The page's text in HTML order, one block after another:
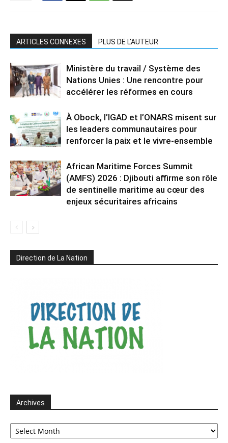
ARTICLES CONNEXES PLUS DE L'AUTEUR
Ministère du travail / Système des
Nations Unies : Une rencontre pour
accélérer les réformes en cours
À Obock, l’IGAD et l’ONARS misent sur
les leaders communautaires pour
renforcer la paix et le vivre-ensemble
African Maritime Forces Summit
(AMFS) 2026 : Djibouti affirme son rôle
de sentinelle maritime au cœur des
enjeux sécuritaires africains
Direction de La Nation
Archives
Archives